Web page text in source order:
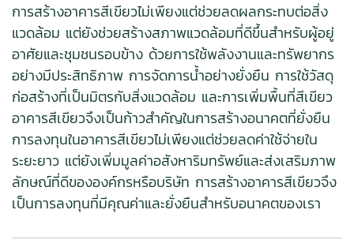
การสร้างอาคารสีเขียวไม่เพียงแต่ช่วยลดผลกระทบต่อสิ่ง
แวดล้อม แต่ยังช่วยสร้างสภาพแวดล้อมที่ดีขึ้นสำหรับผู้อยู่
อาศัยและชุมชนรอบข้าง ด้วยการใช้พลังงานและทรัพยากร
อย่างมีประสิทธิภาพ การจัดการน้ำอย่างยั่งยืน การใช้วัสดุ
ก่อสร้างที่เป็นมิตรกับสิ่งแวดล้อม และการเพิ่มพื้นที่สีเขียว
อาคารสีเขียวจึงเป็นก้าวสำคัญในการสร้างอนาคตที่ยั่งยืน
การลงทุนในอาคารสีเขียวไม่เพียงแต่ช่วยลดค่าใช้จ่ายใน
ระยะยาว แต่ยังเพิ่มมูลค่าอสังหาริมทรัพย์และส่งเสริมภาพ
ลักษณ์ที่ดีขององค์กรหรือบริษัท การสร้างอาคารสีเขียวจึง
เป็นการลงทุนที่มีคุณค่าและยั่งยืนสำหรับอนาคตของเรา